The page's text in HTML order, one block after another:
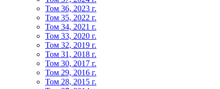
Том 36, 2023 г.
Том 35, 2022 г.
Том 34, 2021 г.
Том 33, 2020 г.
Том 32, 2019 г.
Том 31, 2018 г.
Том 30, 2017 г.
Том 29, 2016 г.
Том 28, 2015 г.